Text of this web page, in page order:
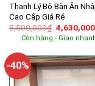
Thanh Lý Bộ Bàn Ăn
Cao Cấp Giá Rẻ
5,500,000₫ Giá
gốc
là:
4,630,000
Còn hàng - Giao
-40%